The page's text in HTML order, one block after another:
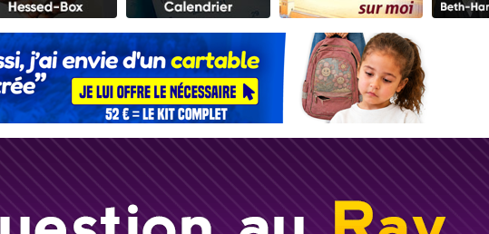
2 personnes viennent de nous rejoindre sur WhatsApp
29 personnes viennent de demander une bénédiction
Il reste 49 places pour étudier en groupe sur Zoom
2 personnes viennent de nous rejoindre sur WhatsApp
6 personnes viennent de nous rejoindre sur WhatsApp
4 personnes viennent de faire un don pour Reloger Rivka, 6 enfants, victime de violences...
2 personnes viennent de faire un don pour 1 Journée de Vacances Pour les Enfants
17 personnes viennent de demander une bénédiction